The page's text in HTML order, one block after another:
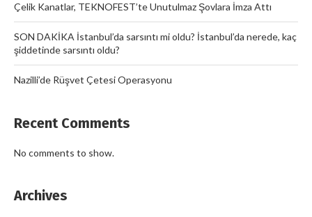
Çelik Kanatlar, TEKNOFEST’te Unutulmaz Şovlara İmza Attı
SON DAKİKA İstanbul’da sarsıntı mi oldu? İstanbul’da nerede, kaç
şiddetinde sarsıntı oldu?
Nazilli’de Rüşvet Çetesi Operasyonu
Recent Comments
No comments to show.
Archives